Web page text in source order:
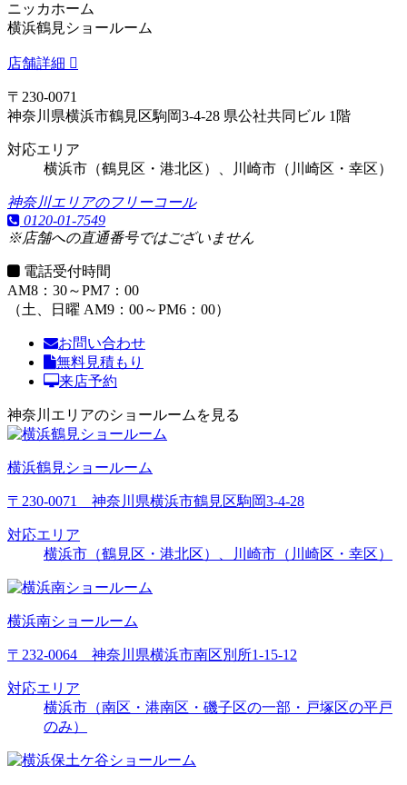
ニッカホーム
横浜鶴見ショールーム
店舗詳細
〒230-0071
神奈川県横浜市鶴見区駒岡3-4-28 県公社共同ビル 1階
対応エリア
横浜市（鶴見区・港北区）、川崎市（川崎区・幸区）
神奈川エリアのフリーコール
0120-01-7549
※店舗への直通番号ではございません
電話受付時間
AM8：30～PM7：00
（土、日曜 AM9：00～PM6：00）
お問い合わせ
無料見積もり
来店予約
神奈川エリアのショールームを見る
横浜鶴見ショールーム
〒230-0071 神奈川県横浜市鶴見区駒岡3-4-28
対応エリア
横浜市（鶴見区・港北区）、川崎市（川崎区・幸区）
横浜南ショールーム
〒232-0064 神奈川県横浜市南区別所1-15-12
対応エリア
横浜市（南区・港南区・磯子区の一部・戸塚区の平戸
のみ）